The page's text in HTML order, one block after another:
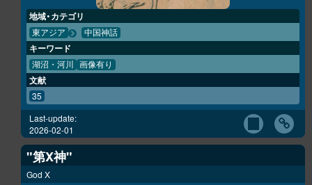
地域・カテゴリ
東アジア 中国神話
キーワード
湖沼・河川 画像有り
文献
35
Last-update:
2026-02-01
"第X神"
God X